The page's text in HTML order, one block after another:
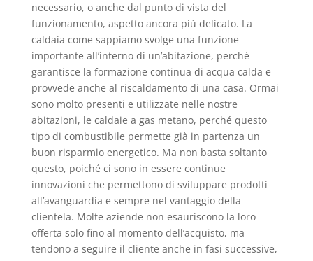
necessario, o anche dal punto di vista del
funzionamento, aspetto ancora più delicato. La
caldaia come sappiamo svolge una funzione
importante all’interno di un’abitazione, perché
garantisce la formazione continua di acqua calda e
provvede anche al riscaldamento di una casa. Ormai
sono molto presenti e utilizzate nelle nostre
abitazioni, le caldaie a gas metano, perché questo
tipo di combustibile permette già in partenza un
buon risparmio energetico. Ma non basta soltanto
questo, poiché ci sono in essere continue
innovazioni che permettono di sviluppare prodotti
all’avanguardia e sempre nel vantaggio della
clientela. Molte aziende non esauriscono la loro
offerta solo fino al momento dell’acquisto, ma
tendono a seguire il cliente anche in fasi successive,